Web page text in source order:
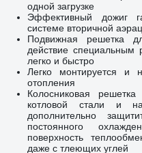
одной загрузке
Эффективный дожиг
системе вторичной
Подвижная решетка
действие специальным
легко и быстро
Легко монтируется и
отопления
Колосниковая
котловой стали и
дополнительно
постоянного
поверхность
даже с тлеющих углей